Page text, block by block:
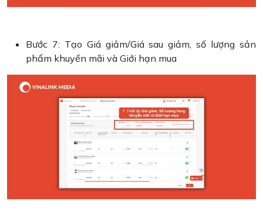
Bước 7: Tạo Giá giảm/Giá sau giảm, số lượng sản
phẩm khuyến mãi và Giới hạn mua